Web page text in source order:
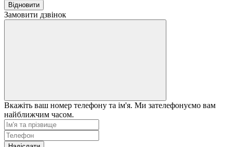
Відновити
Замовити дзвінок
Вкажіть ваш номер телефону та ім'я. Ми зателефонуємо вам
найближчим часом.